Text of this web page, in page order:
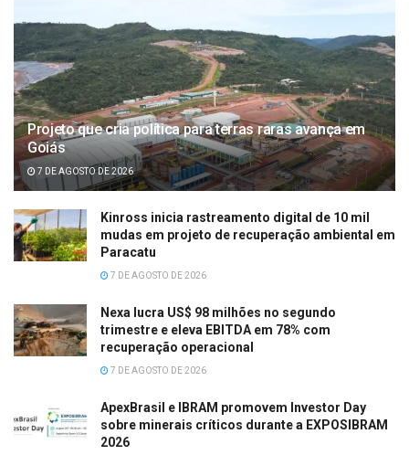
Projeto que cria política para terras raras avança em
Goiás
7 DE AGOSTO DE 2026
Kinross inicia rastreamento digital de 10 mil
mudas em projeto de recuperação ambiental em
Paracatu
7 DE AGOSTO DE 2026
Nexa lucra US$ 98 milhões no segundo
trimestre e eleva EBITDA em 78% com
recuperação operacional
7 DE AGOSTO DE 2026
ApexBrasil e IBRAM promovem Investor Day
sobre minerais críticos durante a EXPOSIBRAM
2026